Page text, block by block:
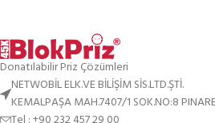
Donatılabilir Priz Çözümleri
NETWOBİL ELK.VE BİLİŞİM SİS.LTD.ŞTİ.
KEMALPAŞA MAH.7407/1 SOK.NO:8